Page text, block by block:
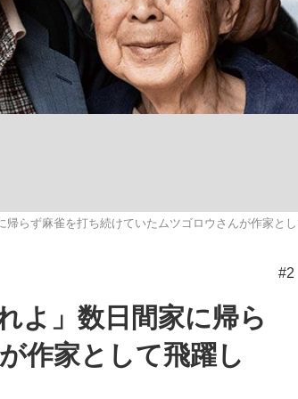
「90%は失敗する。でも…」本田圭佑が初
日本生まれのK-POPアイド
らず麻雀を打ち続けていたムツゴロウさんが作家と
#2
よ」数日間家に帰ら
作家として飛躍し